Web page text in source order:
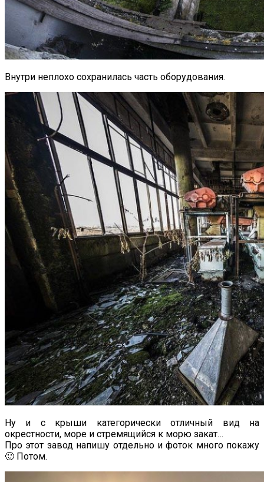
Внутри неплохо сохранилась часть оборудования.
Ну и с крыши категорически отличный вид на
окрестности, море и стремящийся к морю закат…
Про этот завод напишу отдельно и фоток много покажу
🙂 Потом.